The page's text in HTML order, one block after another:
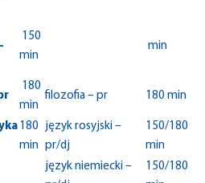
150
min
min
180
min
filozofia – pr 180 min
180
min
język rosyjski –
pr/dj
150/180
min
język niemiecki –
150/180